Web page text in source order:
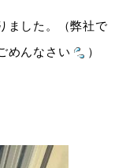
ました。（弊社で
めんなさい
）